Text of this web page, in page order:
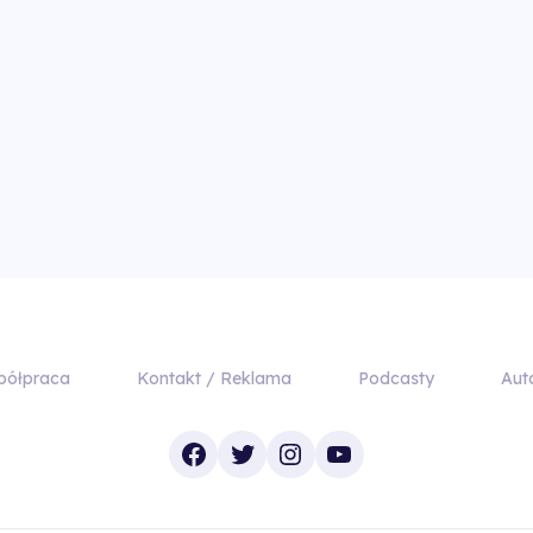
Kontakt / Reklama Podcasty
Facebook
TwitterInstagram
YouTube